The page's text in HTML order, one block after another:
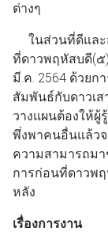
ต่างๆ
ในส่วนที่ดีและ
ที่ดาวพฤหัสบดี(๕)
มี.ค. 2564 ด้วยก
สัมพันธ์กับดาวเส
วางแผนต้องให้ผู้
พึ่งพาคนอื่นแล้ว
ความสามารถมา
การก่อนที่ดาวพ
หลัง
เรื่องการงาน